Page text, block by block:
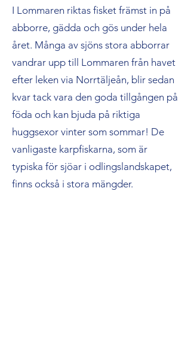
I Lommaren riktas fisket främst in på
abborre, gädda och gös under hela
året. Många av sjöns stora abborrar
vandrar upp till Lommaren från havet
efter leken via Norrtäljeån, blir sedan
kvar tack vara den goda tillgången på
föda och kan bjuda på riktiga
huggsexor vinter som sommar! De
vanligaste karpfiskarna, som är
typiska för sjöar i odlingslandskapet,
finns också i stora mängder.